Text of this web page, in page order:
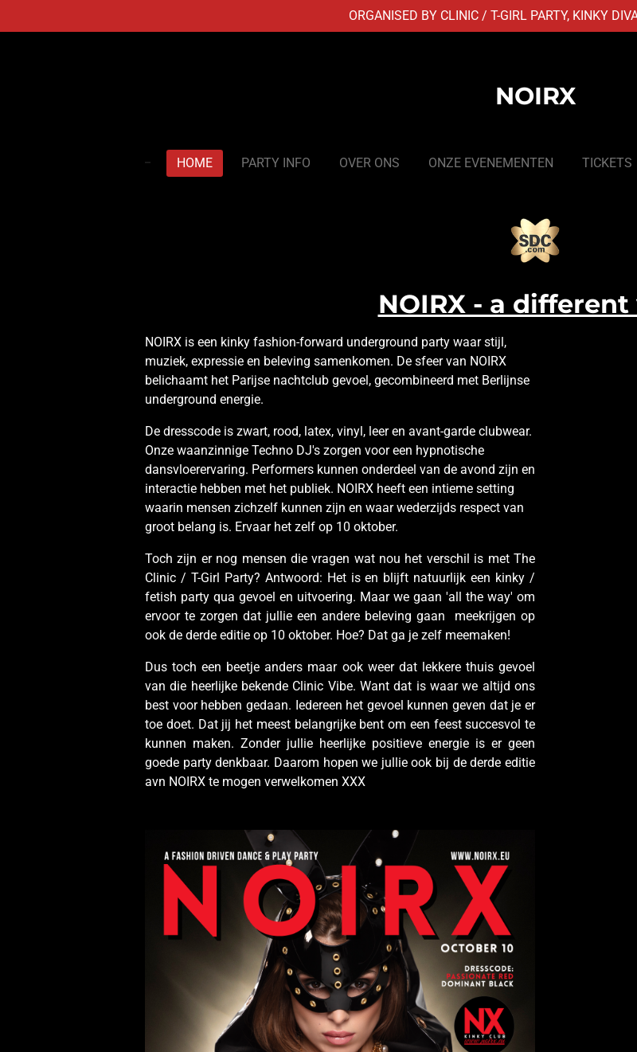
direct
ORGANISED BY CLINIC / T-GIRL PARTY, KINKY
NOIRX
HOME PARTY INFO OVER ONS ONZE EVENEMENTEN TICKETS
NOIRX - a
NOIRX is een kinky fashion-forward underground party waar stijl,
muziek, expressie en beleving samenkomen. De sfeer van NOIRX
belichaamt het Parijse nachtclub gevoel, gecombineerd met Berlijnse
underground energie.
De dresscode is zwart, rood, latex, vinyl, leer en avant-garde clubwear.
Onze waanzinnige Techno DJ's zorgen voor een hypnotische
dansvloerervaring. Performers kunnen onderdeel van de avond zijn en
interactie hebben met het publiek. NOIRX heeft een intieme setting
waarin mensen zichzelf kunnen zijn en waar wederzijds respect van
groot belang is. Ervaar het zelf op 10 oktober.
Toch zijn er nog mensen die vragen wat nou het verschil is met The
Clinic / T-Girl Party? Antwoord: Het is en blijft natuurlijk een kinky /
fetish party qua gevoel en uitvoering. Maar we gaan 'all the way' om
ervoor te zorgen dat jullie een andere beleving gaan meekrijgen op
ook de derde editie op 10 oktober. Hoe? Dat ga je zelf meemaken!
Dus toch een beetje anders maar ook weer dat lekkere thuis gevoel
van die heerlijke bekende Clinic Vibe. Want dat is waar we altijd ons
best voor hebben gedaan. Iedereen het gevoel kunnen geven dat je er
toe doet. Dat jij het meest belangrijke bent om een feest succesvol te
kunnen maken. Zonder jullie heerlijke positieve energie is er geen
goede party denkbaar. Daarom hopen we jullie ook bij de derde editie
avn NOIRX te mogen verwelkomen XXX